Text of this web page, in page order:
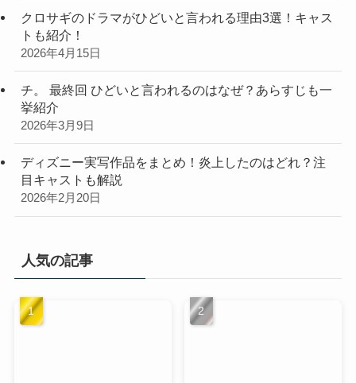
クロサギのドラマがひどいと言われる理由3選！キャス
トも紹介！
2026年4月15日
チ。 最終回 ひどいと言われるのはなぜ？あらすじも一
挙紹介
2026年3月9日
ディズニー実写作品をまとめ！炎上したのはどれ？注
目キャストも解説
2026年2月20日
人気の記事